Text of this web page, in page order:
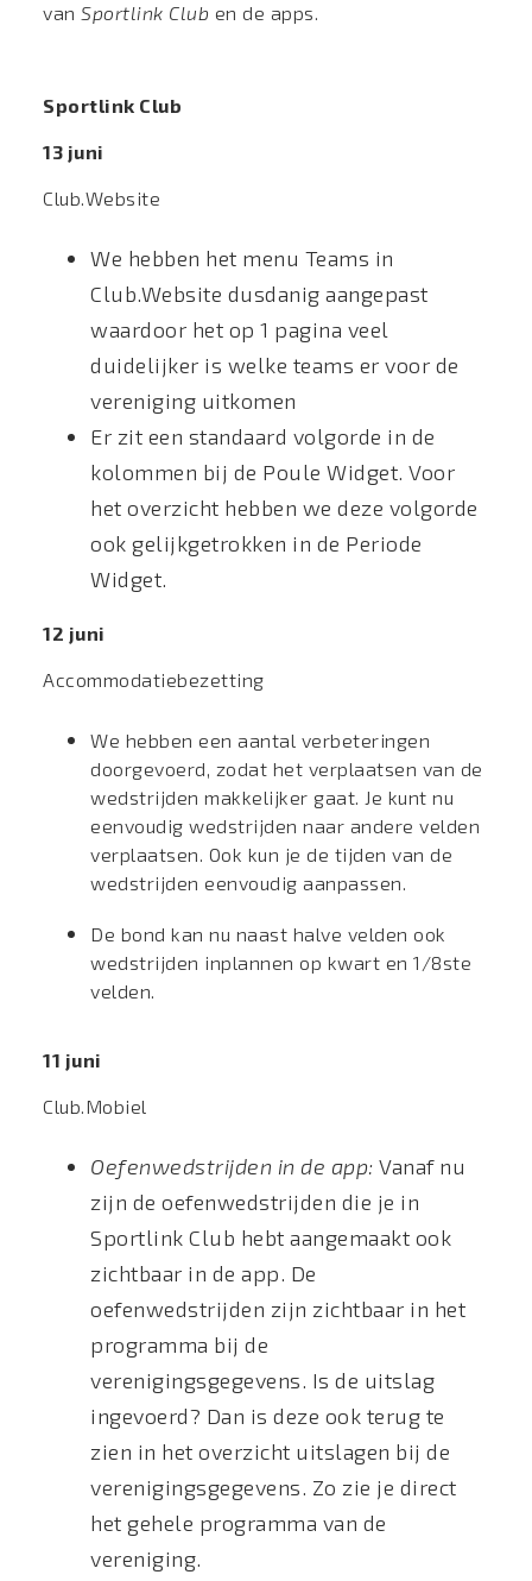
van Sportlink Club en de apps.
Sportlink Club
13 juni
Club.Website
We hebben het menu Teams in
Club.Website dusdanig aangepast
waardoor het op 1 pagina veel
duidelijker is welke teams er voor de
vereniging uitkomen
Er zit een standaard volgorde in de
kolommen bij de Poule Widget. Voor
het overzicht hebben we deze volgorde
ook gelijkgetrokken in de Periode
Widget.
12 juni
Accommodatiebezetting
We hebben een aantal verbeteringen
doorgevoerd, zodat het verplaatsen van de
wedstrijden makkelijker gaat. Je kunt nu
eenvoudig wedstrijden naar andere velden
verplaatsen. Ook kun je de tijden van de
wedstrijden eenvoudig aanpassen.
De bond kan nu naast halve velden ook
wedstrijden inplannen op kwart en 1/8ste
velden.
11 juni
Club.Mobiel
Oefenwedstrijden in de app: Vanaf nu
zijn de oefenwedstrijden die je in
Sportlink Club hebt aangemaakt ook
zichtbaar in de app. De
oefenwedstrijden zijn zichtbaar in het
programma bij de
verenigingsgegevens. Is de uitslag
ingevoerd? Dan is deze ook terug te
zien in het overzicht uitslagen bij de
verenigingsgegevens. Zo zie je direct
het gehele programma van de
vereniging.